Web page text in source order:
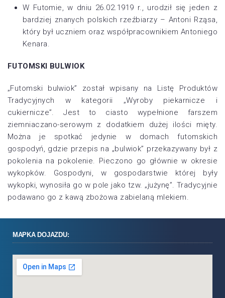
W Futomie, w dniu 26.02.1919 r., urodził się jeden z
bardziej znanych polskich rzeźbiarzy – Antoni Rząsa,
który był uczniem oraz współpracownikiem Antoniego
Kenara.
FUTOMSKI BULWIOK
„Futomski bulwiok” został wpisany na Listę Produktów
Tradycyjnych w kategorii „Wyroby piekarnicze i
cukiernicze”. Jest to ciasto wypełnione farszem
ziemniaczano-serowym z dodatkiem dużej ilości mięty.
Można je spotkać jedynie w domach futomskich
gospodyń, gdzie przepis na „bulwiok” przekazywany był z
pokolenia na pokolenie. Pieczono go głównie w okresie
wykopków. Gospodyni, w gospodarstwie której były
wykopki, wynosiła go w pole jako tzw. „jużynę”. Tradycyjnie
podawano go z kawą zbożowa zabielaną mlekiem.
MAPKA DOJAZDU: